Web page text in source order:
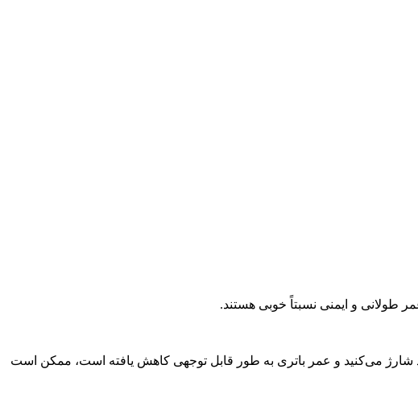
طولانی و ایمنی نسبتاً خوبی هستند.
شارژ می‌کنید و عمر باتری به طور قابل توجهی کاهش یافته است، ممکن است